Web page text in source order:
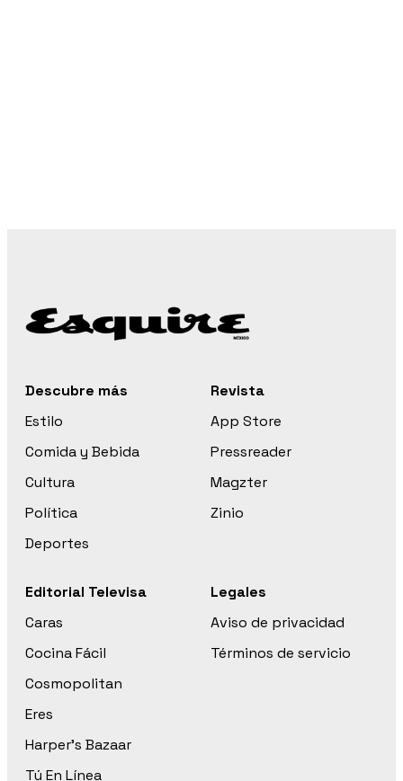
Descubre más
Estilo
Comida y Bebida
Cultura
Política
Deportes
Revista
App Store
Pressreader
Magzter
Zinio
Editorial Televisa
Caras
Cocina Fácil
Cosmopolitan
Eres
Harper’s Bazaar
Tú En Línea
Legales
Aviso de privacidad
Términos de servicio